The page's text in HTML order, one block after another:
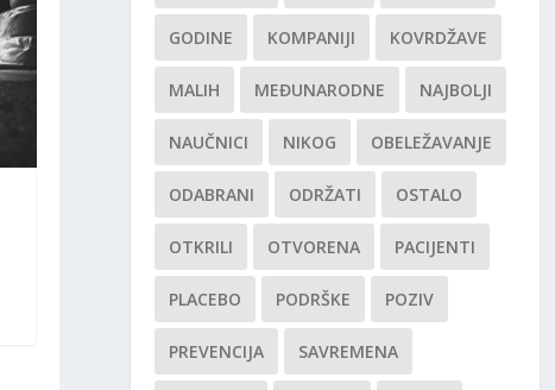
GODINE KOMPANIJI KOVRDŽAVE
MALIH MEĐUNARODNE NAJBOLJI
NAUČNICI NIKOG OBELEŽAVANJE
ODABRANI ODRŽATI OSTALO
OTKRILI OTVORENA PACIJENTI
PLACEBO PODRŠKE POZIV
PREVENCIJA SAVREMENA